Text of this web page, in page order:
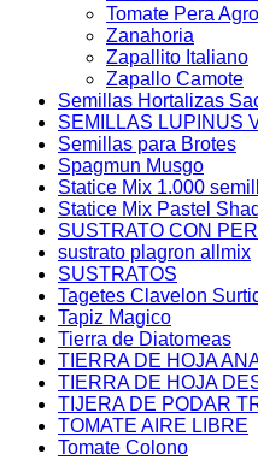
Tomate Pera
Zanahoria
Zapallito Italiano
Zapallo Camote
Semillas Hortalizas
SEMILLAS LUPINUS
Semillas para Brotes
Spagmun Musgo
Statice Mix 1.000
Statice Mix Pastel
SUSTRATO CON
sustrato plagron allmix
SUSTRATOS
Tagetes Clavelon
Tapiz Magico
Tierra de Diatomeas
TIERRA DE HOJA
TIERRA DE HOJA
TIJERA DE PODAR
TOMATE AIRE LIBRE
Tomate Colono